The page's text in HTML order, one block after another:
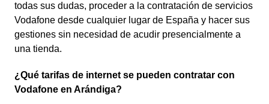
todas sus dudas, proceder a la contratación de servicios
Vodafone desde cualquier lugar de España y hacer sus
gestiones sin necesidad de acudir presencialmente a
una tienda.
¿Qué tarifas de internet se pueden contratar con
Vodafone en Arándiga?